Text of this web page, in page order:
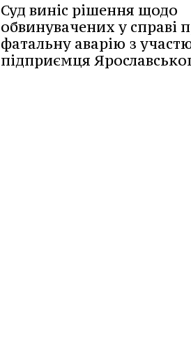
Суд виніс рішення щодо
обвинувачених у справі
фатальну аварію з
підприємця